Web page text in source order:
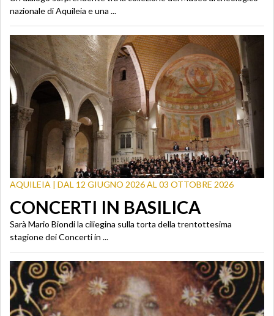
nazionale di Aquileia e una ...
AQUILEIA | DAL 12 GIUGNO 2026 AL 03 OTTOBRE 2026
CONCERTI IN BASILICA
Sarà Mario Biondi la ciliegina sulla torta della trentottesima
stagione dei Concerti in ...